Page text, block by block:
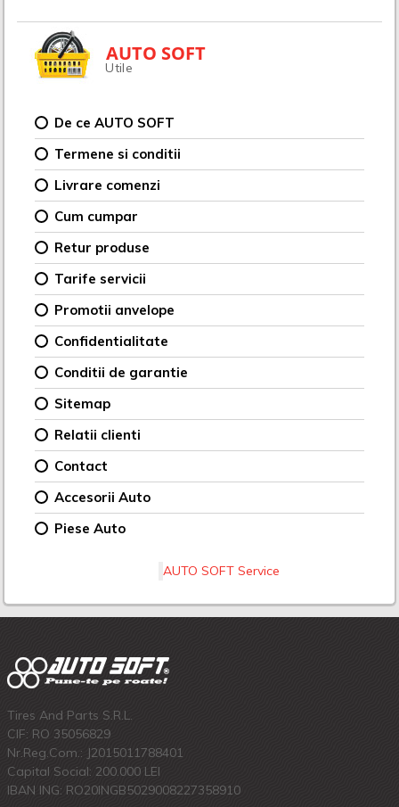
AUTO SOFT
Utile
De ce AUTO SOFT
Termene si conditii
Livrare comenzi
Cum cumpar
Retur produse
Tarife servicii
Promotii anvelope
Confidentialitate
Conditii de garantie
Sitemap
Relatii clienti
Contact
Accesorii Auto
Piese Auto
AUTO SOFT Service
Tires And Parts S.R.L.
CIF: RO 35056829
Nr.Reg.Com.: J2015011788401
Capital Social: 200.000 LEI
IBAN ING: RO20INGB5029008227358910